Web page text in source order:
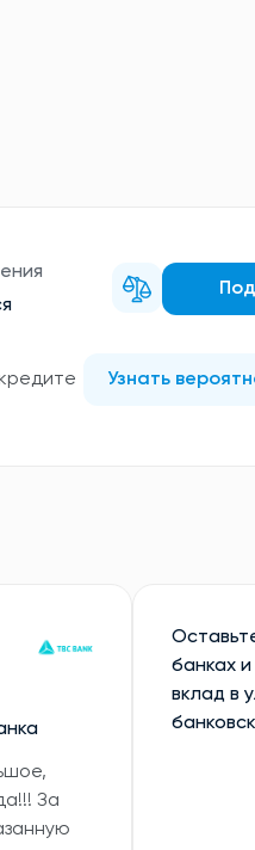
Узнать
За
банках
вклад в